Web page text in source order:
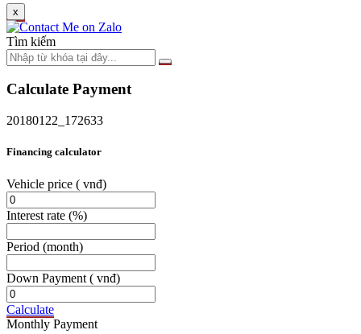
x
Tìm kiếm
Calculate Payment
20180122_172633
Financing calculator
Vehicle price ( vnđ)
Interest rate (%)
Period (month)
Down Payment ( vnđ)
Calculate
Monthly Payment